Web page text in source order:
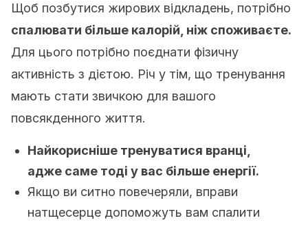
Щоб позбутися жирових відкладень, потрібно
спалювати більше калорій, ніж споживаєте.
Для цього потрібно поєднати фізичну
активність з дієтою. Річ у тім, що тренування
мають стати звичкою для вашого
повсякденного життя.
Найкорисніше тренуватися вранці,
адже саме тоді у вас більше енергії.
Якщо ви ситно повечеряли, вправи
натщесерце допоможуть вам спалити